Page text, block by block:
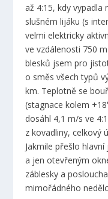
až 4:15, kdy vypadla
slušném lijáku (s
velmi elektricky
ve vzdálenosti 750
blesků jsem pro
o směs všech typů
km. Teplotně se
(stagnace kolem
dosáhl 4,1 m/s ve
z kovadliny, celkový
Jakmile přešlo
a jen otevřeným
záblesky a
mimořádného